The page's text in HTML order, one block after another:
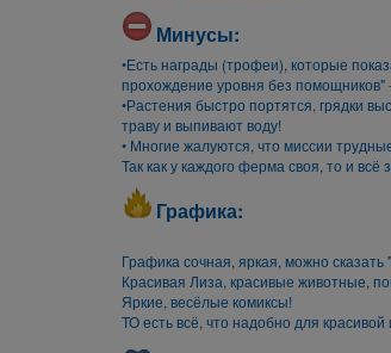
Минусы:
•Есть награды (трофеи), которые
прохождение уровня без
•Растения быстро портятся, грядки
траву и выпивают воду!
• Многие жалуются, что миссии
Так как у каждого ферма своя, то и всё
Графика:
Графика сочная, яркая, можно сказать
Красивая Лиза, красивые животные,
Яркие, весёлые комиксы!
ТО есть всё, что надобно для красивой